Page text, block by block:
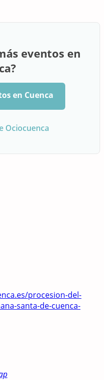
eventos en
en Cuenca
Ociocuenca
procesion-del-
santa-de-cuenca-